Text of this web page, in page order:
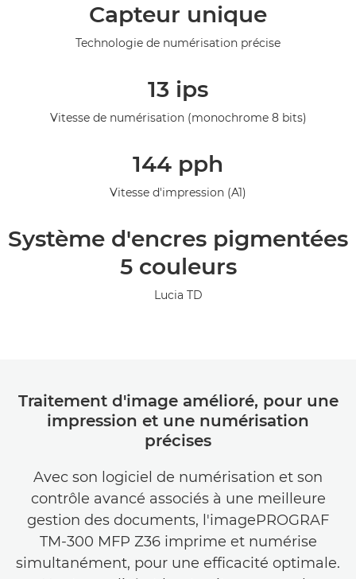
Capteur unique
Technologie de numérisation précise
13 ips
Vitesse de numérisation (monochrome 8 bits)
144 pph
Vitesse d'impression (A1)
Système d'encres pigmentées
5 couleurs
Lucia TD
Traitement d'image amélioré, pour une
impression et une numérisation
précises
Avec son logiciel de numérisation et son
contrôle avancé associés à une meilleure
gestion des documents, l'imagePROGRAF
TM-300 MFP Z36 imprime et numérise
simultanément, pour une efficacité optimale.